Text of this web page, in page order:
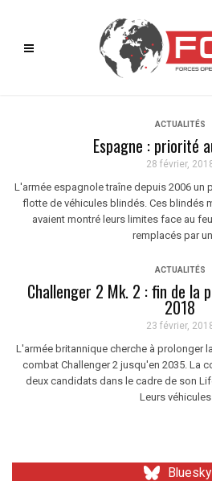
ACTUALITÉS
Espagne : priorité
28 février,
L'armée espagnole traîne depuis 2006 un
flotte de véhicules blindés. Ces blindés
avaient montré leurs limites face au
remplacés par
ACTUALITÉS
Challenger 2 Mk. 2 : fin de la
2018
23 février,
L'armée britannique cherche à prolonger
combat Challenger 2 jusqu'en 2035. La
deux candidats dans le cadre de son
Leurs véhicules
Bluesky